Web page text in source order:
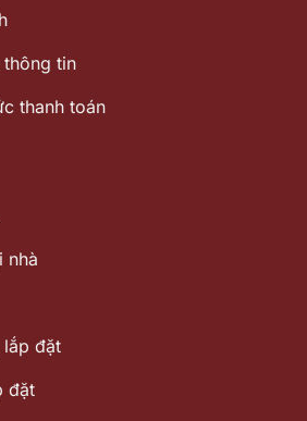
thông tin
thanh toán
nhà
đặt
đặt